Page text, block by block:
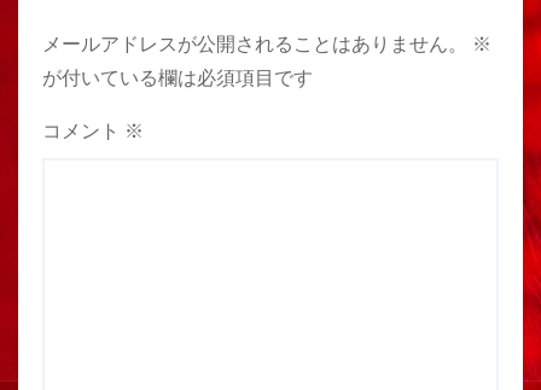
メールアドレスが公開されることはありません。
※
が付いている欄は必須項目です
コメント ※